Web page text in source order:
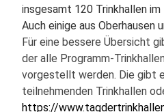
insgesamt 120 Trinkhallen
Auch einige aus Oberhausen
Für eine bessere Übersicht
der alle Programm-
vorgestellt werden. Die gibt
teilnehmenden Trinkhallen
https://